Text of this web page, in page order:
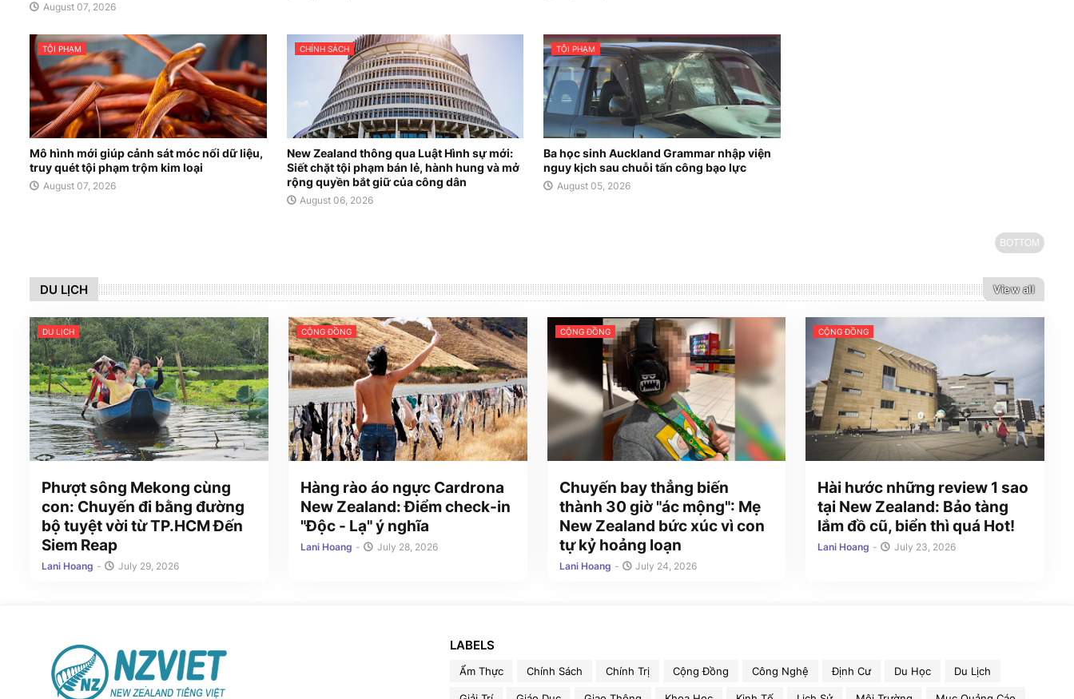
August 07, 2026
TỘI PHẠM
Mô hình mới giúp cảnh sát móc nối dữ liệu,
truy quét tội phạm trộm kim loại
August 07, 2026
CHÍNH SÁCH
New Zealand thông qua Luật Hình sự mới:
Siết chặt tội phạm bán lẻ, hành hung và mở
rộng quyền bắt giữ của công dân
August 06, 2026
TỘI PHẠM
Ba học sinh Auckland Grammar nhập viện
nguy kịch sau chuỗi tấn công bạo lực
August 05, 2026
BOTTOM
DU LỊCH View all
DU LỊCH
Phượt sông Mekong cùng
con: Chuyến đi bằng đường
bộ tuyệt vời từ TP.HCM Đến
Siem Reap
Lani Hoang - July 29, 2026
CỘNG ĐỒNG
Hàng rào áo ngực Cardrona
New Zealand: Điểm check-in
"Độc - Lạ" ý nghĩa
Lani Hoang - July 28, 2026
CỘNG ĐỒNG
Chuyến bay thẳng biến
thành 30 giờ "ác mộng": Mẹ
New Zealand bức xúc vì con
tự kỷ hoảng loạn
Lani Hoang - July 24, 2026
CỘNG ĐỒNG
Hài hước những review 1 sao
tại New Zealand: Bảo tàng
lắm đồ cũ, biển thì quá Hot!
Lani Hoang - July 23, 2026
LABELS
Ẩm Thực Chính Sách Chính Trị Cộng Đồng Công Nghệ Định Cư Du Học Du Lịch